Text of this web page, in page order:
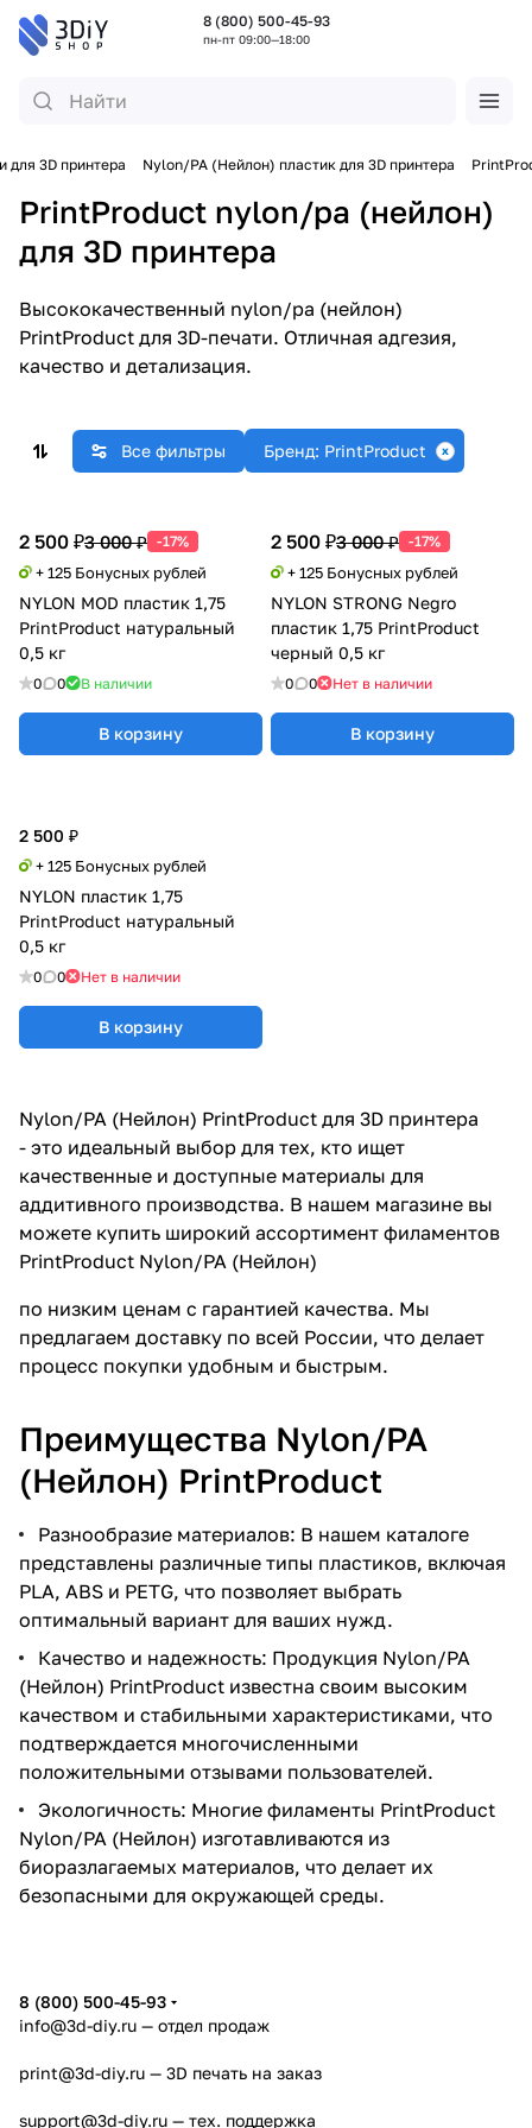
8 (800) 500-45-93
пн-пт 09:00—18:00
для 3D принтера Nylon/PA (Нейлон) пластик для 3D принтера
PrintProduct nylon/pa (нейлон)
для 3D принтера
Высококачественный nylon/pa (нейлон)
PrintProduct для 3D-печати. Отличная адгезия,
качество и детализация.
Все фильтры Бренд: PrintProduct
2 500 ₽3 000 ₽ -17%
+ 125 Бонусных рублей
NYLON MOD пластик 1,75
PrintProduct натуральный
0,5 кг
0 0 В наличии
В корзину
2 500 ₽3 000 ₽ -17%
+ 125 Бонусных рублей
NYLON STRONG Negro
пластик 1,75 PrintProduct
черный 0,5 кг
0 0 Нет в наличии
В корзину
2 500 ₽
+ 125 Бонусных рублей
NYLON пластик 1,75
PrintProduct натуральный
0,5 кг
0 0 Нет в наличии
В корзину
Nylon/PA (Нейлон) PrintProduct для 3D принтера
- это идеальный выбор для тех, кто ищет
качественные и доступные материалы для
аддитивного производства. В нашем магазине вы
можете купить широкий ассортимент филаментов
PrintProduct Nylon/PA (Нейлон)
по низким ценам с гарантией качества. Мы
предлагаем доставку по всей России, что делает
процесс покупки удобным и быстрым.
Преимущества Nylon/PA
(Нейлон) PrintProduct
Разнообразие материалов: В нашем каталоге
представлены различные типы пластиков, включая
PLA, ABS и PETG, что позволяет выбрать
оптимальный вариант для ваших нужд.
Качество и надежность: Продукция Nylon/PA
(Нейлон) PrintProduct известна своим высоким
качеством и стабильными характеристиками, что
подтверждается многочисленными
положительными отзывами пользователей.
Экологичность: Многие филаменты PrintProduct
Nylon/PA (Нейлон) изготавливаются из
биоразлагаемых материалов, что делает их
безопасными для окружающей среды.
8 (800) 500-45-93
info@3d-diy.ru — отдел продаж
print@3d-diy.ru — 3D печать на заказ
support@3d-diy.ru — тех. поддержка